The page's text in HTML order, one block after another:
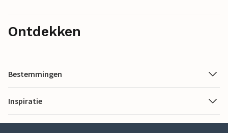
Ontdekken
Bestemmingen
Inspiratie